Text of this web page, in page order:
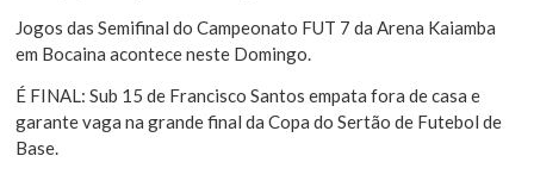
Jogos das Semifinal do Campeonato FUT 7 da Arena Kaiamba
em Bocaina acontece neste Domingo.
É FINAL: Sub 15 de Francisco Santos empata fora de casa e
garante vaga na grande final da Copa do Sertão de Futebol de
Base.